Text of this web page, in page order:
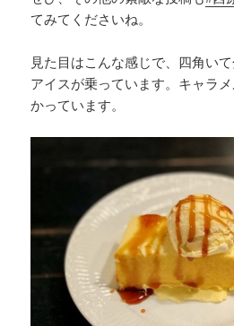
てみてくださいね。
見た目はこんな感じで、四角い
アイスが乗っています。キャラ
かっています。